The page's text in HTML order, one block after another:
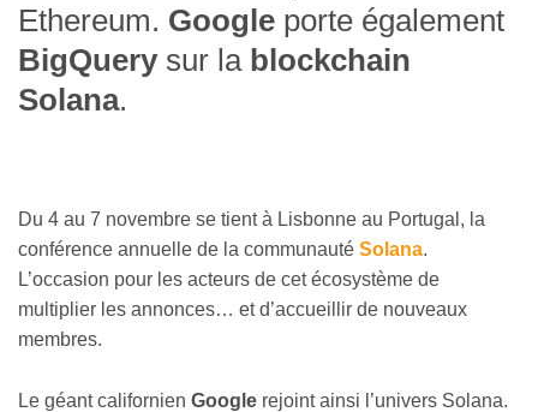
Ethereum. Google porte également
BigQuerysur la blockchain
Solana.
Du 4 au 7 novembre se tient à Lisbonne au Portugal, la
conférence annuelle de la communauté Solana.
L’occasion pour les acteurs de cet écosystème de
multiplier les annonces… et d’accueillir de nouveaux
membres.
Le géant californien Google rejoint ainsi l’univers Solana.